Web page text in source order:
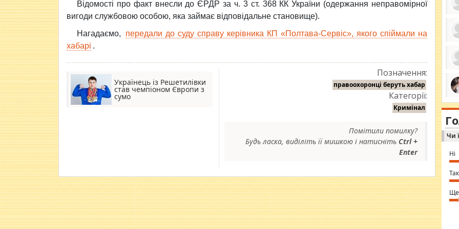
Відомості про факт внесли до ЄРДР за ч. 3 ст. 368 КК України (одержання неправомірної
вигоди службовою особою, яка займає відповідальне становище).
Нагадаємо,
передали до суду справу керівника КП «Полтава-Сервіс», якого спіймали на
хабарі .
Українець із Решетилівки
став чемпіоном Європи з
сумо
Позначення:
правоохоронці беруть хабар
Категорії:
Кримінал
Помітили помилку?
Будь ласка, виділіть її мишкою і натисніть Ctrl +
Enter
за
ми
in
⇒
Чи
Ні
Так
Ще